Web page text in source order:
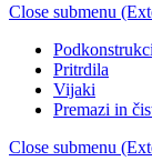
Close submenu
Pritrdila
Vijaki
Premazi in
Close submenu